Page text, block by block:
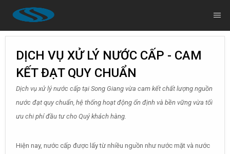
DỊCH VỤ XỬ LÝ NƯỚC CẤP - CAM
KẾT ĐẠT QUY CHUẨN
Dịch vụ xử lý nước cấp tại Song Giang vừa cam kết chất lượng nguồn
nước đạt quy chuẩn, hệ thống hoạt động ổn định và bền vững vừa tối
ưu chi phí đầu tư cho Quý khách hàng.
Hiện nay, nước cấp được lấy từ nhiều nguồn như nước mặt và nước